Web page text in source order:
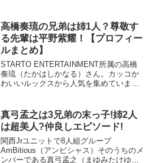
下次女 4歳下檜山光成さんは妹2人...
高橋奏琉の兄弟は姉1人？尊敬す
る先輩は平野紫耀！【プロフィー
ルまとめ】
STARTO ENTERTAINMENT所属の高橋
奏琉（たかはしかなる）さん。カッコか
わいいルックスから人気を集めています
べてみました。高橋奏琉のプロフィール
誕生日：2...
真弓孟之は3兄弟の末っ子!姉2人
は超美人?仲良しエピソード!
関西Jrユニットで8人組グループ
AmBitious（アンビシャス）そのうちのメ
ンバーである真弓孟之（まゆみたけゆ